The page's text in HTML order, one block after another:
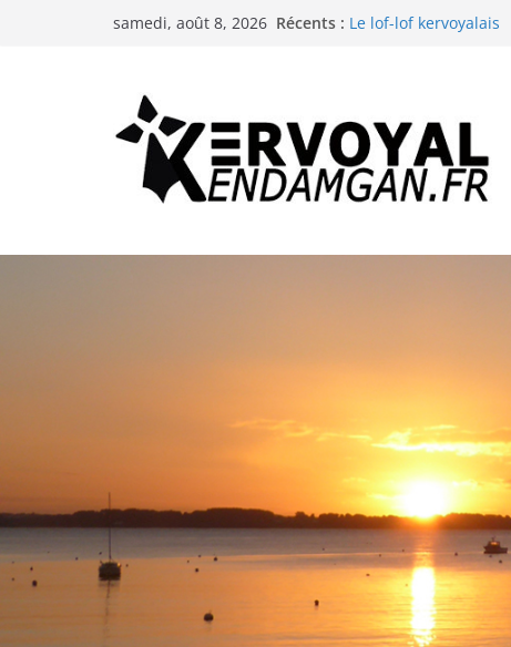
samedi, août 8, 2026 Récents : La troménie de
Les animations de